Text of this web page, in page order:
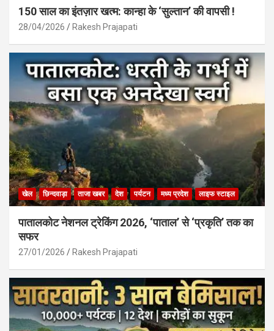
150 साल का इंतज़ार खत्म: कान्हा के ‘सुल्तान’ की वापसी !
28/04/2026 Rakesh Prajapati
खेल छिन्दवाड़ा ताजा खबर देश पर्यटन मध्य प्रदेश लाइफ स्टाइल
पातालकोट नेशनल ट्रेकिंग 2026, ‘पाताल’ से ‘प्रकृति’ तक का
सफर
27/01/2026 Rakesh Prajapati